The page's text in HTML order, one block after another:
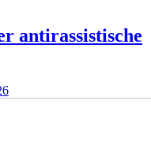
antirassistische